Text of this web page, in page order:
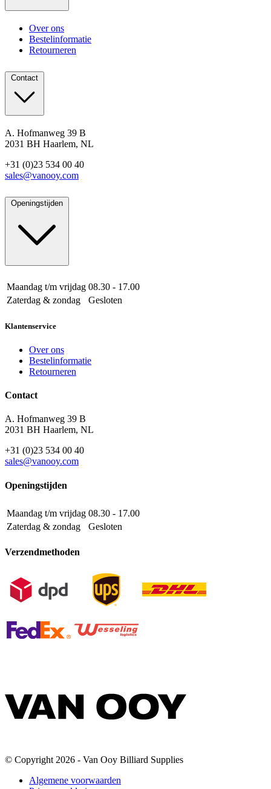
Over ons
Bestelinformatie
Retourneren
Contact
A. Hofmanweg 39 B
2031 BH Haarlem, NL
+31 (0)23 534 00 40
sales@vanooy.com
Openingstijden
Maandag t/m vrijdag 08.30 - 17.00
Zaterdag & zondag
Gesloten
Klantenservice
Over ons
Bestelinformatie
Retourneren
Contact
A. Hofmanweg 39 B
2031 BH Haarlem, NL
+31 (0)23 534 00 40
sales@vanooy.com
Openingstijden
Maandag t/m vrijdag 08.30 - 17.00
Zaterdag & zondag
Gesloten
Verzendmethoden
© Copyright 2026 - Van Ooy Billiard Supplies
Algemene voorwaarden